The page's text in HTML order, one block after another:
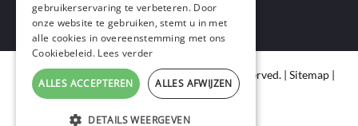
Copyright © 2020 Ninof Media. All Rights Reserved. | Sitemap|
Cookie Policy|Privacy Policy
webdesignby conversal
gebruikerservaring te verbeteren. Door
onze website te gebruiken, stemt u in met
alle cookies in overeenstemming met ons
Cookiebeleid. Lees verder
ALLES ACCEPTEREN ALLES AFWIJZEN
DETAILS WEERGEVEN